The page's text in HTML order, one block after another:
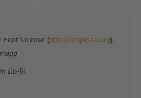
Font License (http://scripts.sil.org),
zip-fil